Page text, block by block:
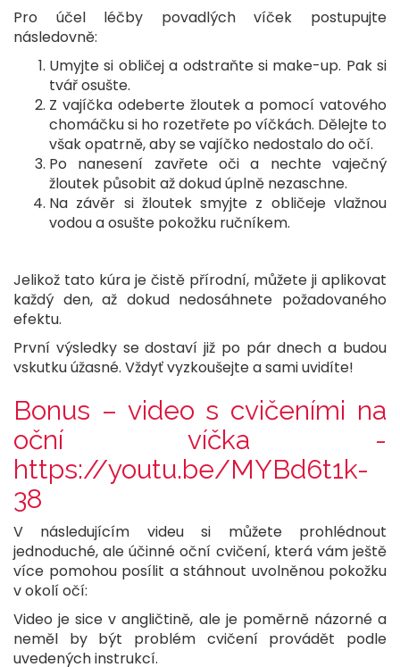
Pro účel léčby povadlých víček postupujte
následovně:
Umyjte si obličej a odstraňte si make-up. Pak si
tvář osušte.
Z vajíčka odeberte žloutek a pomocí vatového
chomáčku si ho rozetřete po víčkách. Dělejte to
však opatrně, aby se vajíčko nedostalo do očí.
Po nanesení zavřete oči a nechte vaječný
žloutek působit až dokud úplně nezaschne.
Na závěr si žloutek smyjte z obličeje vlažnou
vodou a osušte pokožku ručníkem.
Jelikož tato kúra je čistě přírodní, můžete ji aplikovat
každý den, až dokud nedosáhnete požadovaného
efektu.
První výsledky se dostaví již po pár dnech a budou
vskutku úžasné. Vždyť vyzkoušejte a sami uvidíte!
Bonus – video s cvičeními na
oční víčka -
https://youtu.be/MYBd6t1k-
38
V následujícím videu si můžete prohlédnout
jednoduché, ale účinné oční cvičení, která vám ještě
více pomohou posílit a stáhnout uvolněnou pokožku
v okolí očí:
Video je sice v angličtině, ale je poměrně názorné a
neměl by být problém cvičení provádět podle
uvedených instrukcí.